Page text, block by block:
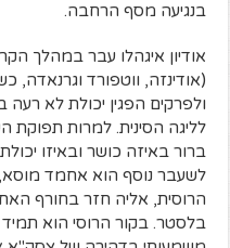
בנגיעה מסף הרחבה.
אודיון איגהלו עבר במהלך
(אודינזה, ווטפורד וגרנאדה,
ולפרקים הפגין יכולת לא
לליגה הסינית. למרות תפוקת
ברור באיזה כושר ובאיזו
לשעבר נוסף הוא אחמד
הרוסית, אליה חזר בחורף
בלסטר. בקור הרוסי הוא תמיד